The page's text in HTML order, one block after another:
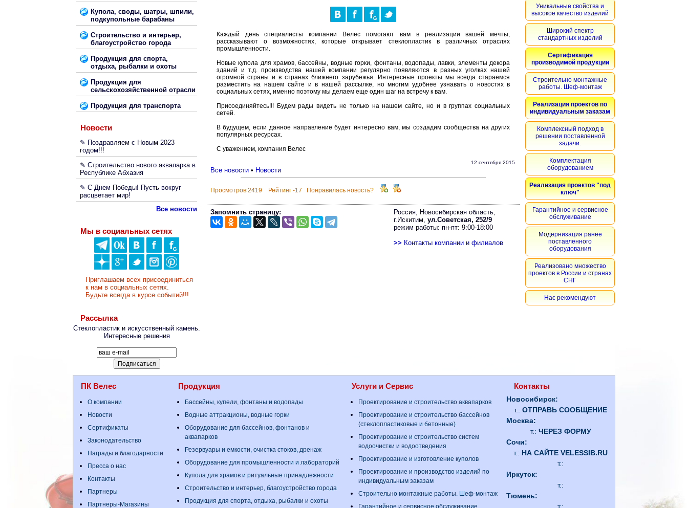
Купола, своды, шатры, шпили,
подкупольные барабаны
Строительство и интерьер,
благоустройство города
Продукция для спорта,
отдыха, рыбалки и охоты
Продукция для
сельскохозяйственной отрасли
Продукция для транспорта
Новости
✎ Поздравляем с Новым 2023
годом!!!
✎ Строительство нового аквапарка в
Республике Абхазия
✎ С Днем Победы! Пусть вокруг
расцветает мир!
Все новости
Мы в социальных сетях
Приглашаем всех присоединиться
к нам в социальных сетях.
Будьте всегда в курсе событий!!!
Рассылка
Стеклопластик и искусственный камень.
Интересные решения
Каждый день специалисты компании Велес помогают вам в реализации вашей мечты,
рассказывают о возможностях, которые открывает стеклопластик в различных отраслях
промышленности.
Новые купола для храмов, бассейны, водные горки, фонтаны, водопады, лавки, элементы декора
зданий и т.д. производства нашей компании регулярно появляются в разных уголках нашей
огромной страны и в странах ближнего зарубежья. Интересные проекты мы всегда стараемся
разместить на нашем сайте и в нашей рассылке, но многим удобнее узнавать о новостях в
социальных сетях, именно поэтому мы делаем еще один шаг на встречу к вам.
Присоединяйтесь!!! Будем рады видеть не только на нашем сайте, но и в группах социальных
сетей.
В будущем, если данное направление будет интересно вам, мы создадим сообщества на других
популярных ресурсах.
С уважением, компания Велес
12 сентября 2015
Все новости• Новости
Просмотров 2419 Рейтинг -17 Понравилась новость?
Запомнить страницу:
Россия, Новосибирская область,
г.Искитим,ул.Советская, 252/9
режим работы: пн-пт: 9:00-18:00
>> Контакты компании и филиалов
Уникальные свойства и
высокое качество изделий
Широкий спектр
стандартных изделий
Сертификация
производимой продукции
Строительно монтажные
работы. Шеф-монтаж
Реализация проектов по
индивидуальным заказам
Комплексный подход в
решении поставленной
задачи.
Комплектация
оборудованием
Реализация проектов "под
ключ"
Гарантийное и сервисное
обслуживание
Модернизация ранее
поставленного
оборудования
Реализовано множество
проектов в России и странах
СНГ
Нас рекомендуют
ПК Велес
О компании
Новости
Сертификаты
Законодательство
Награды и благодарности
Пресса о нас
Контакты
Партнеры
Партнеры-Магазины
Продукция
Бассейны, купели, фонтаны и водопады
Водные аттракционы, водные горки
Оборудование для бассейнов, фонтанов и
аквапарков
Резервуары и емкости, очистка стоков, дренаж
Оборудование для промышленности и лабораторий
Купола для храмов и ритуальные принадлежности
Строительство и интерьер, благоустройство города
Продукция для спорта, отдыха, рыбалки и охоты
Услуги и Сервис
Проектирование и строительство аквапарков
Проектирование и строительство бассейнов
(стеклопластиковые и бетонные)
Проектирование и строительство систем
водоочистки и водоотведения
Проектирование и изготовление куполов
Проектирование и производство изделий по
индивидуальным заказам
Строительно монтажные работы. Шеф-монтаж
Гарантийное и сервисное обслуживание
Контакты
Новосибирск:
т.:ОТПРАВЬ СООБЩЕНИЕ
Москва:
т.: ЧЕРЕЗ ФОРМУ
Сочи:
т.: НА САЙТЕ VELESSIB.RU
т.:
Иркутск:
т.:
Тюмень: